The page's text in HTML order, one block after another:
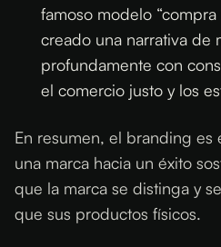
famoso modelo
creado una narrativa de
profundamente con
el comercio justo y los
En resumen, el branding es
una marca hacia un éxito
que la marca se distinga y
que sus productos físicos.